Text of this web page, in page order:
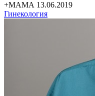
+МАМА 13.06.2019
Гинекология